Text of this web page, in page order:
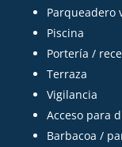
Parqueadero
Piscina
Portería /
Terraza
Vigilancia
Acceso para
Barbacoa /